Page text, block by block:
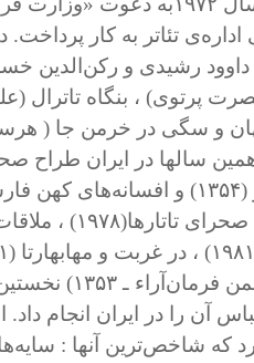
تئاتر به کار پرداخت.
داوود رشیدی و رکن‌الدین
پرتوی) ، بنگاه تاترال
و سگی در خرمن جا (
سالها در ایران طراح
اروپا ، طراح صحنه و لباس
فیلم «شازده احتجاب»
را در ایران انجام داد.
که شاخص‌ترین آنها :